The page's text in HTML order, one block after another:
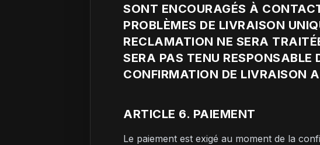
SONT ENCOURAGÉS À
PROBLÈMES DE LIVRAISON
RECLAMATION NE SERA
SERA PAS TENU RESPONSABLE
CONFIRMATION DE LIVRAISON
ARTICLE 6. PAIEMENT
Le paiement est exigé au moment de la